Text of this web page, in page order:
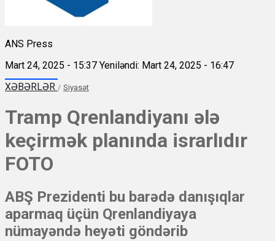
ANS Press
Mart 24, 2025 - 15:37 Yeniləndi: Mart 24, 2025 - 16:47
XƏBƏRLƏR / Siyasət
Tramp Qrenlandiyanı ələ
keçirmək planında israrlıdır
FOTO
ABŞ Prezidenti bu barədə danışıqlar
aparmaq üçün Qrenlandiyaya
nümayəndə heyəti göndərib